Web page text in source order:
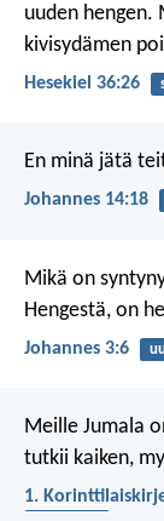
uuden hengen.
kivisydämen
Hesekiel 36:26
En minä jätä
Johannes 14:18
Mikä on
Hengestä, on
Johannes 3:6
Meille Jumala
tutkii kaiken,
1.